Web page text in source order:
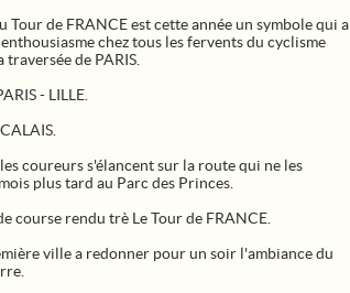
Tour de FRANCE est cette année un symbole qui a
chez tous les fervents du cyclisme
de PARIS.
- LILLE.
les coureurs s'élancent sur la route qui ne les
plus tard au Parc des Princes.
course rendu trè Le Tour de FRANCE.
ville a redonner pour un soir l'ambiance du